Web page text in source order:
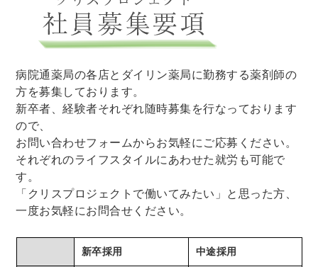
病院通薬局の各店とダイリン薬局に勤務する薬剤師の
方を募集しております。
新卒者、経験者それぞれ随時募集を行なっております
ので、
お問い合わせフォームからお気軽にご応募ください。
それぞれのライフスタイルにあわせた就労も可能で
す。
「クリスプロジェクトで働いてみたい」と思った方、
一度お気軽にお問合せください。
新卒採用 中途採用